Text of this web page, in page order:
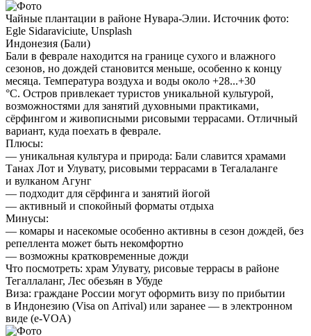
Чайные плантации в районе Нувара-Элии. Источник фото:
Egle Sidaraviciute, Unsplash
Индонезия (Бали)
Бали в феврале находится на границе сухого и влажного
сезонов, но дождей становится меньше, особенно к концу
месяца. Температура воздуха и воды около +28...+30
°C. Остров привлекает туристов уникальной культурой,
возможностями для занятий духовными практиками,
сёрфингом и живописными рисовыми террасами. Отличный
вариант, куда поехать в феврале.
Плюсы:
— уникальная культура и природа: Бали славится храмами
Танах Лот и Улувату, рисовыми террасами в Тегалаланге
и вулканом Агунг
— подходит для сёрфинга и занятий йогой
— активный и спокойный форматы отдыха
Минусы:
— комары и насекомые особенно активны в сезон дождей, без
репеллента может быть некомфортно
— возможны кратковременные дожди
Что посмотреть: храм Улувату, рисовые террасы в районе
Тегаллаланг, Лес обезьян в Убуде
Виза: граждане России могут оформить визу по прибытии
в Индонезию (Visa on Arrival) или заранее — в электронном
виде (e-VOA)